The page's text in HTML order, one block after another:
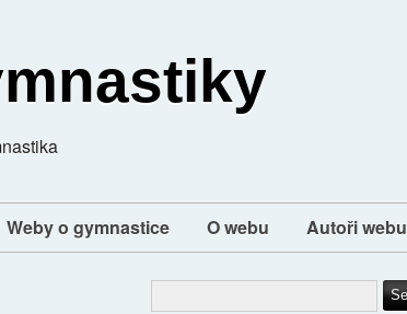
Weby o gymnastice O webu Autoři webu